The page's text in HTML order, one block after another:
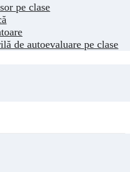
pe clase
de autoevaluare pe clase